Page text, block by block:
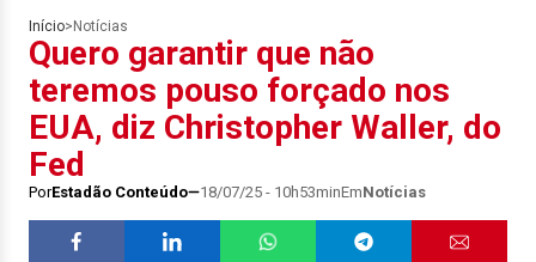
Início> Notícias
Quero garantir que não
teremos pouso forçado nos
EUA, diz Christopher Waller, do
Fed
PorEstadão Conteúdo 18/07/25 - 10h53minEmNotícias